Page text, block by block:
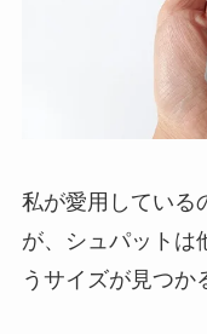
私が愛用している
が、シュパットは
うサイズが見つか